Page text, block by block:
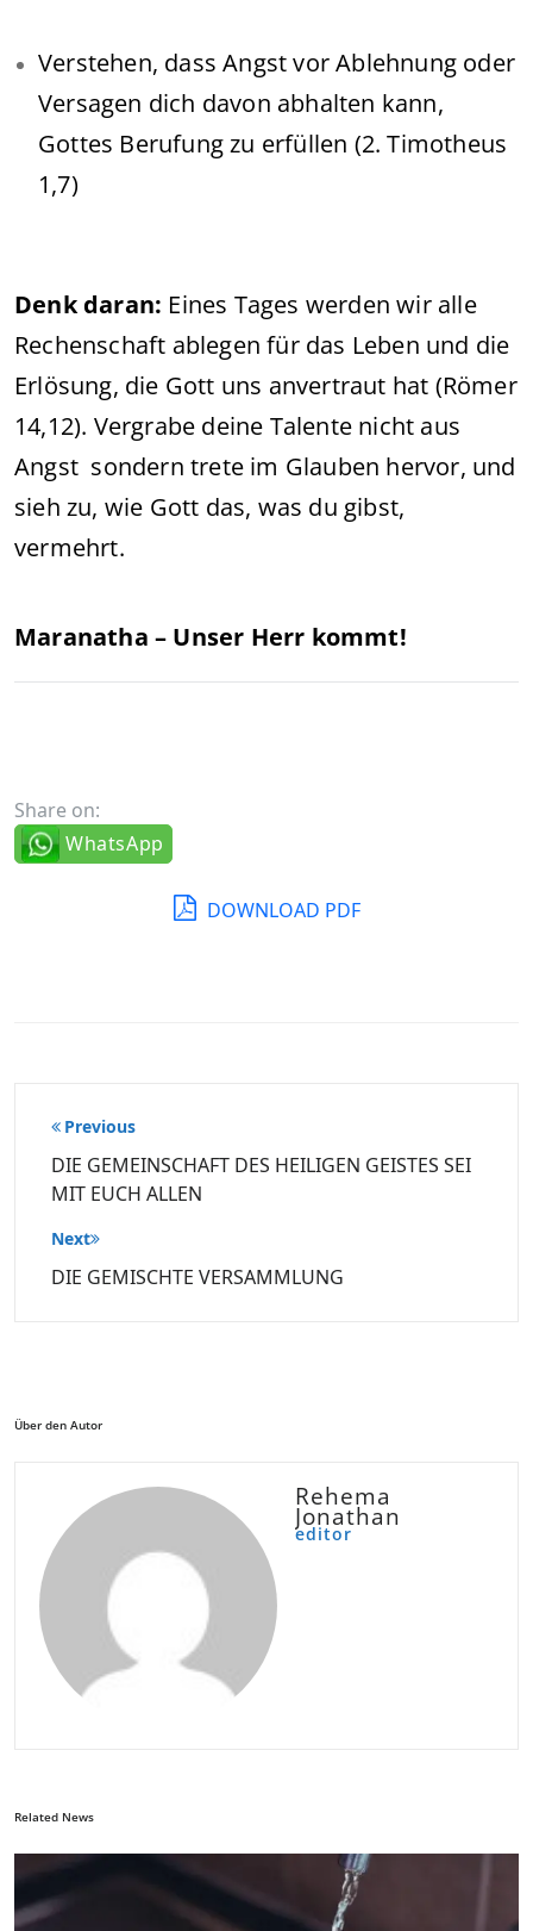
Verstehen, dass Angst vor Ablehnung oder
Versagen dich davon abhalten kann,
Gottes Berufung zu erfüllen (2. Timotheus
1,7)
Denk daran: Eines Tages werden wir alle
Rechenschaft ablegen für das Leben und die
Erlösung, die Gott uns anvertraut hat (Römer
14,12). Vergrabe deine Talente nicht aus
Angst sondern trete im Glauben hervor, und
sieh zu, wie Gott das, was du gibst,
vermehrt.
Maranatha – Unser Herr kommt!
Share on:
WhatsApp
DOWNLOAD PDF
Beitragsnavigation
Previous
DIE GEMEINSCHAFT DES HEILIGEN GEISTES SEI
MIT EUCH ALLEN
Next
DIE GEMISCHTE VERSAMMLUNG
Über den Autor
Rehema
Jonathan
editor
Related News